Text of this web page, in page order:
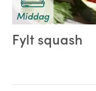
Middag
Fylt squash